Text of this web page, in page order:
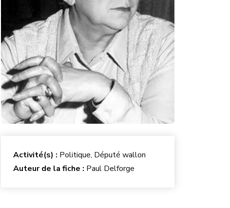
Activité(s) : Politique, Député wallon
Auteur de la fiche : Paul Delforge